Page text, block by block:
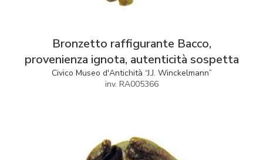
Bronzetto raffigurante Bacco,
provenienza ignota, autenticità sospetta
Civico Museo d'Antichità “J.J. Winckelmann”
inv. RA005366